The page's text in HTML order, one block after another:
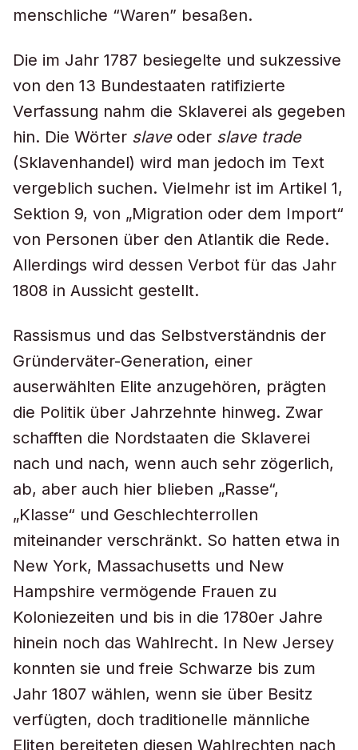
menschliche “Waren” besaßen.
Die im Jahr 1787 besiegelte und sukzessive
von den 13 Bundestaaten ratifizierte
Verfassung nahm die Sklaverei als gegeben
hin. Die Wörter slaveoder slave trade
(Sklavenhandel) wird man jedoch im Text
vergeblich suchen. Vielmehr ist im Artikel 1,
Sektion 9, von „Migration oder dem Import“
von Personen über den Atlantik die Rede.
Allerdings wird dessen Verbot für das Jahr
1808 in Aussicht gestellt.
Rassismus und das Selbstverständnis der
Gründerväter-Generation, einer
auserwählten Elite anzugehören, prägten
die Politik über Jahrzehnte hinweg. Zwar
schafften die Nordstaaten die Sklaverei
nach und nach, wenn auch sehr zögerlich,
ab, aber auch hier blieben „Rasse“,
„Klasse“ und Geschlechterrollen
miteinander verschränkt. So hatten etwa in
New York, Massachusetts und New
Hampshire vermögende Frauen zu
Koloniezeiten und bis in die 1780er Jahre
hinein noch das Wahlrecht. In New Jersey
konnten sie und freie Schwarze bis zum
Jahr 1807 wählen, wenn sie über Besitz
verfügten, doch traditionelle männliche
Eliten bereiteten diesen Wahlrechten nach